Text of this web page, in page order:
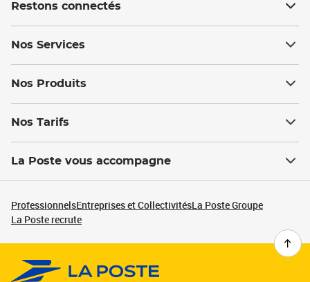
Restons connectés
Nos Services
Nos Produits
Nos Tarifs
La Poste vous accompagne
ProfessionnelsEntreprises et CollectivitésLa Poste Groupe
La Poste recrute